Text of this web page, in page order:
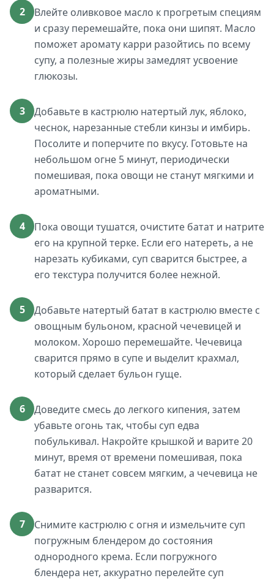
2
Влейте оливковое масло к прогретым специям
и сразу перемешайте, пока они шипят. Масло
поможет аромату карри разойтись по всему
супу, а полезные жиры замедлят усвоение
глюкозы.
3
Добавьте в кастрюлю натертый лук, яблоко,
чеснок, нарезанные стебли кинзы и имбирь.
Посолите и поперчите по вкусу. Готовьте на
небольшом огне 5 минут, периодически
помешивая, пока овощи не станут мягкими и
ароматными.
4
Пока овощи тушатся, очистите батат и натрите
его на крупной терке. Если его натереть, а не
нарезать кубиками, суп сварится быстрее, а
его текстура получится более нежной.
5
Добавьте натертый батат в кастрюлю вместе с
овощным бульоном, красной чечевицей и
молоком. Хорошо перемешайте. Чечевица
сварится прямо в супе и выделит крахмал,
который сделает бульон гуще.
6
Доведите смесь до легкого кипения, затем
убавьте огонь так, чтобы суп едва
побулькивал. Накройте крышкой и варите 20
минут, время от времени помешивая, пока
батат не станет совсем мягким, а чечевица не
разварится.
7
Снимите кастрюлю с огня и измельчите суп
погружным блендером до состояния
однородного крема. Если погружного
блендера нет, аккуратно перелейте суп